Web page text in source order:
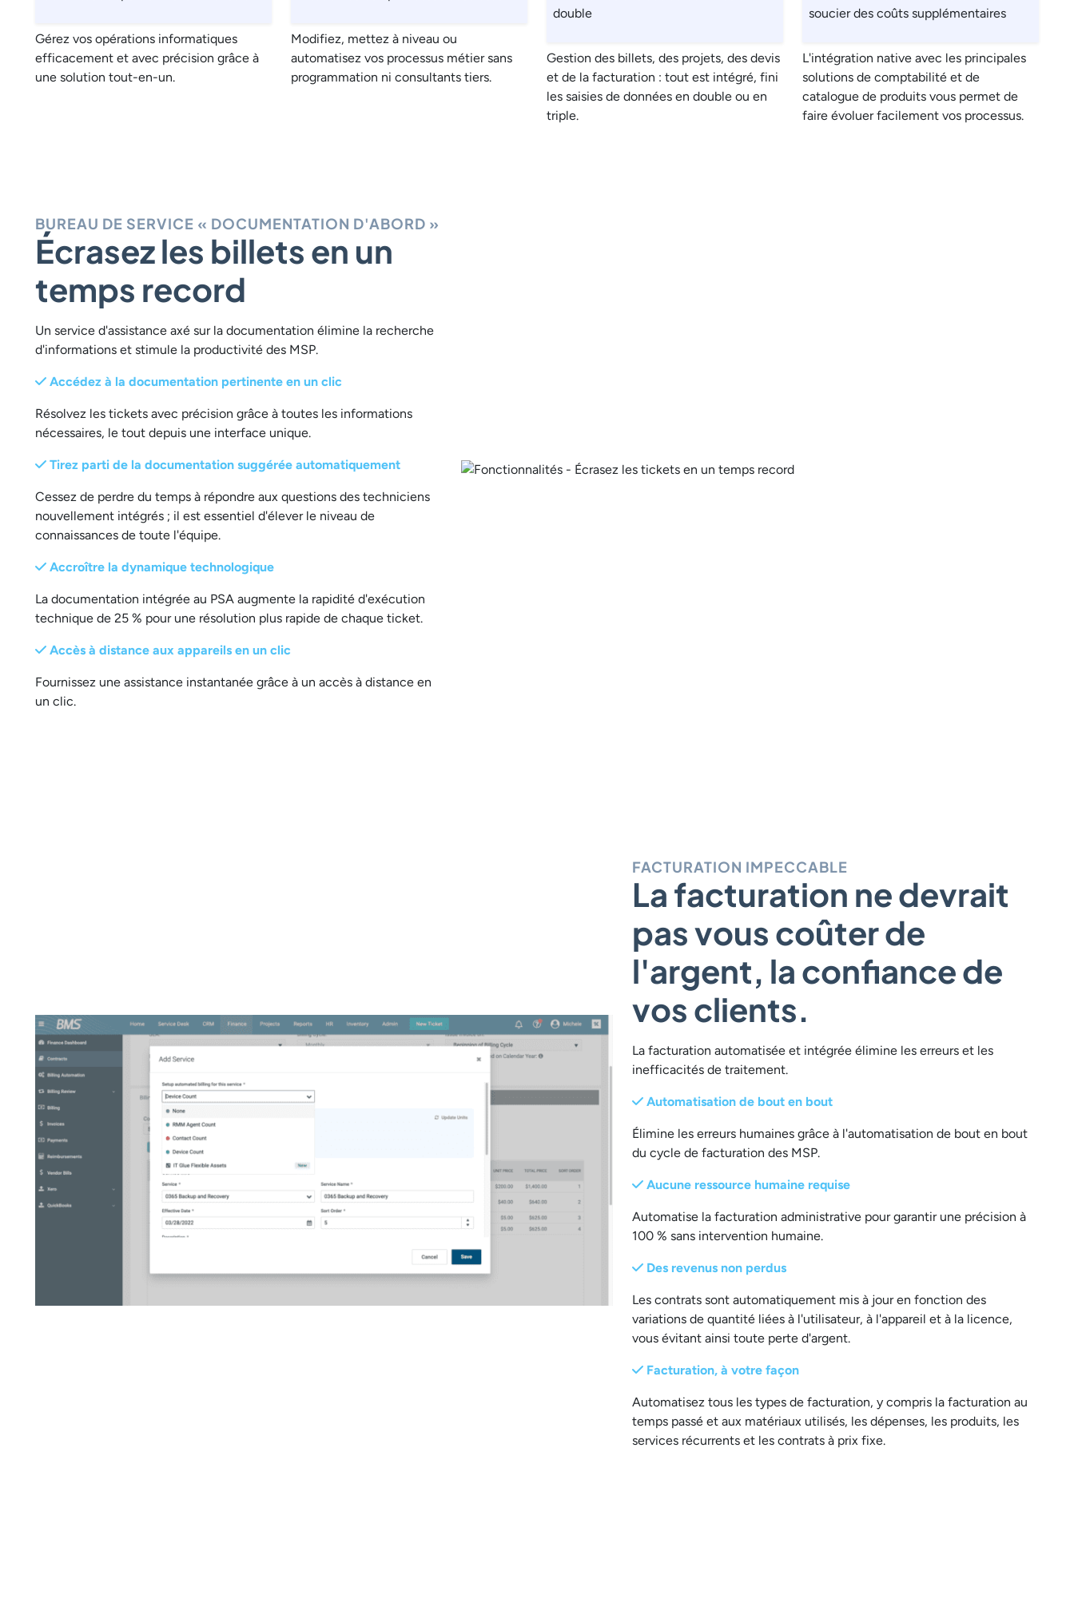
Gérez vos opérations informatiques
efficacement et avec précision grâce à
une solution tout-en-un.
Modifiez, mettez à niveau ou
automatisez vos processus métier sans
programmation ni consultants tiers.
double
Gestion des billets, des projets, des devis
et de la facturation : tout est intégré, fini
les saisies de données en double ou en
triple.
soucier des coûts supplémentaires
L'intégration native avec les principales
solutions de comptabilité et de
catalogue de produits vous permet de
faire évoluer facilement vos processus.
BUREAU DE SERVICE « DOCUMENTATION D'ABORD »
Écrasez les billets en un
temps record
Un service d'assistance axé sur la documentation élimine la recherche
d'informations et stimule la productivité des MSP.
Accédez à la documentation pertinente en un clic
Résolvez les tickets avec précision grâce à toutes les informations
nécessaires, le tout depuis une interface unique.
Tirez parti de la documentation suggérée automatiquement
Cessez de perdre du temps à répondre aux questions des techniciens
nouvellement intégrés ; il est essentiel d'élever le niveau de
connaissances de toute l'équipe.
Accroître la dynamique technologique
La documentation intégrée au PSA augmente la rapidité d'exécution
technique de 25 % pour une résolution plus rapide de chaque ticket.
Accès à distance aux appareils en un clic
Fournissez une assistance instantanée grâce à un accès à distance en
un clic.
FACTURATION IMPECCABLE
La facturation ne devrait
pas vous coûter de
l'argent, la confiance de
vos clients.
La facturation automatisée et intégrée élimine les erreurs et les
inefficacités de traitement.
Automatisation de bout en bout
Élimine les erreurs humaines grâce à l'automatisation de bout en bout
du cycle de facturation des MSP.
Aucune ressource humaine requise
Automatise la facturation administrative pour garantir une précision à
100 % sans intervention humaine.
Des revenus non perdus
Les contrats sont automatiquement mis à jour en fonction des
variations de quantité liées à l'utilisateur, à l'appareil et à la licence,
vous évitant ainsi toute perte d'argent.
Facturation, à votre façon
Automatisez tous les types de facturation, y compris la facturation au
temps passé et aux matériaux utilisés, les dépenses, les produits, les
services récurrents et les contrats à prix fixe.